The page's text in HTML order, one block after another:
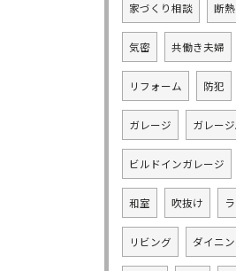
家づくり相談 断熱
気密 共働き夫婦
リフォーム 防犯
ガレージ ガレー
ビルドインガレージ
和室 吹抜け
リビング ダイニ